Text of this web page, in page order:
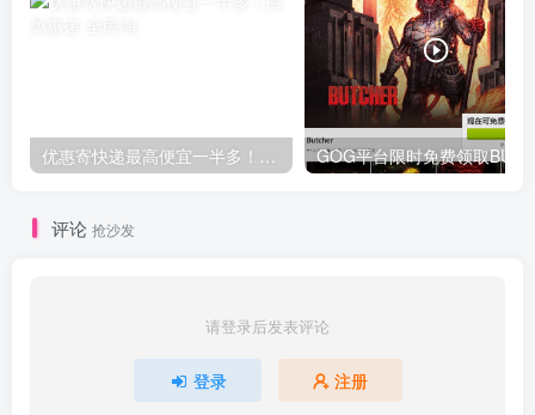
优惠寄快递最高便宜一半多！白鸽惠递
评论 抢沙发
请登录后发表评论
登录 注册